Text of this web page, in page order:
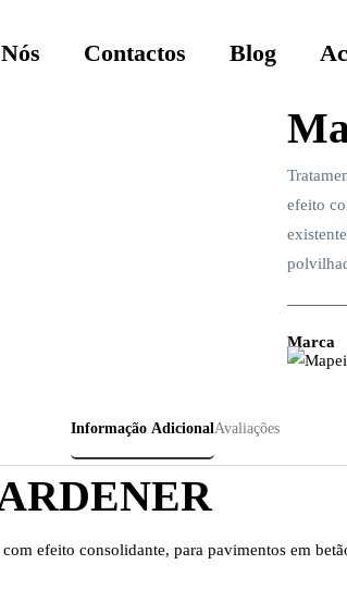
Contactos Blog
efeito
Marca
Informação AdicionalAvaliações
efeito consolidante, para pavimentos em